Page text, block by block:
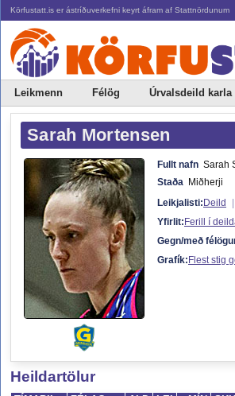
Körfustatt.is er ástríðuverkefni keyrt áfram af Stattnördunum
Leikmenn Félög Úrvalsdeild karla
Sarah Mortensen
Fullt nafn Sarah
Staða Miðherji
Leikjalisti:Deild |
Yfirlit:Ferill í
Gegn/með
Grafík:Flest stig
Heildartölur